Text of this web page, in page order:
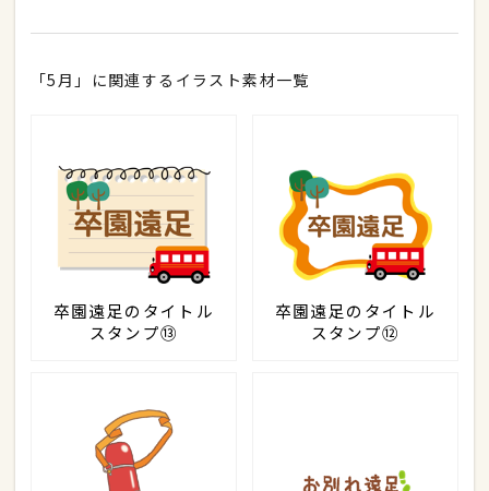
「5月」に関連するイラスト素材一覧
卒園遠足のタイトル
スタンプ⑬
卒園遠足のタイトル
スタンプ⑫